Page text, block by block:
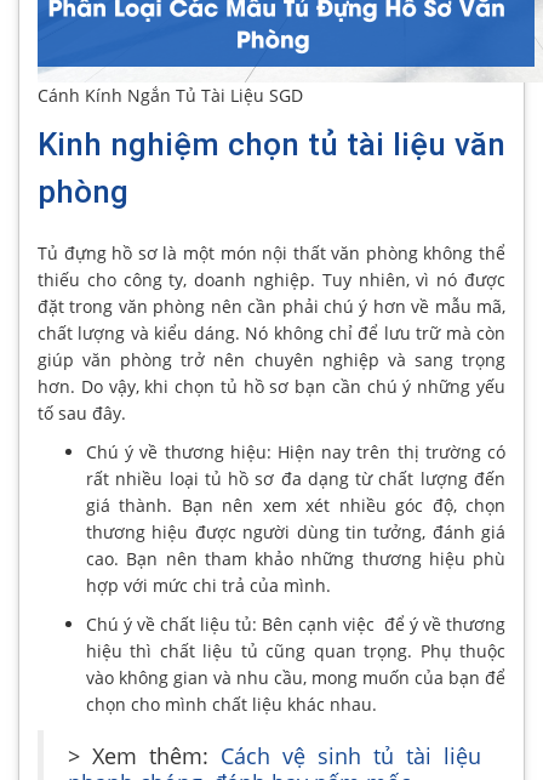
Cánh Kính Ngắn Tủ Tài Liệu SGD
Kinh nghiệm chọn tủ tài liệu văn
phòng
Tủ đựng hồ sơ là một món nội thất văn phòng không thể
thiếu cho công ty, doanh nghiệp. Tuy nhiên, vì nó được
đặt trong văn phòng nên cần phải chú ý hơn về mẫu mã,
chất lượng và kiểu dáng. Nó không chỉ để lưu trữ mà còn
giúp văn phòng trở nên chuyên nghiệp và sang trọng
hơn. Do vậy, khi chọn tủ hồ sơ bạn cần chú ý những yếu
tố sau đây.
Chú ý về thương hiệu: Hiện nay trên thị trường có
rất nhiều loại tủ hồ sơ đa dạng từ chất lượng đến
giá thành. Bạn nên xem xét nhiều góc độ, chọn
thương hiệu được người dùng tin tưởng, đánh giá
cao. Bạn nên tham khảo những thương hiệu phù
hợp với mức chi trả của mình.
Chú ý về chất liệu tủ: Bên cạnh việc để ý về thương
hiệu thì chất liệu tủ cũng quan trọng. Phụ thuộc
vào không gian và nhu cầu, mong muốn của bạn để
chọn cho mình chất liệu khác nhau.
> Xem thêm: Cách vệ sinh tủ tài liệu